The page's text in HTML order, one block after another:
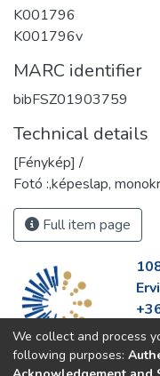
K001796
K001796v
MARC identifier
bibFSZ01903759
Technical details
[Fénykép] /
Fotó :,képeslap,
Full item page
We collect and process
following purposes: